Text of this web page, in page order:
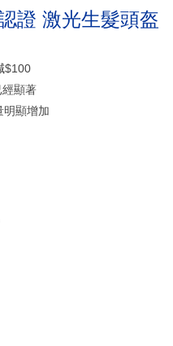
證 激光生髮頭盔
$100
顯著
明顯增加